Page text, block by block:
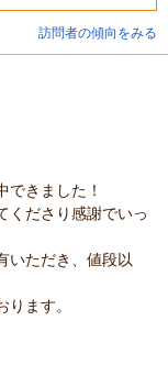
訪問者の傾向をみる
きました！
くださり感謝でいっ
いただき、値段以
ます。